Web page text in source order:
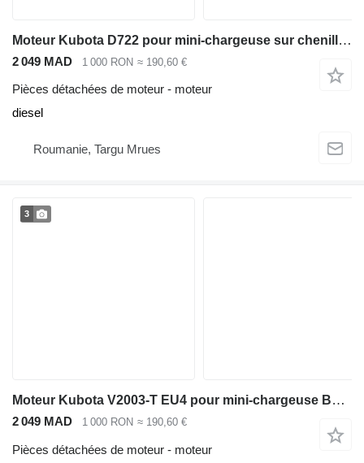
Moteur Kubota D722 pour mini-chargeuse sur chenilles Bobcat MT52
2 049 MAD 1 000 RON ≈ 190,60 €
Pièces détachées de moteur - moteur
diesel
Roumanie, Targu Mrues
3
Moteur Kubota V2003-T EU4 pour mini-chargeuse Bobcat S160
2 049 MAD 1 000 RON ≈ 190,60 €
Pièces détachées de moteur - moteur